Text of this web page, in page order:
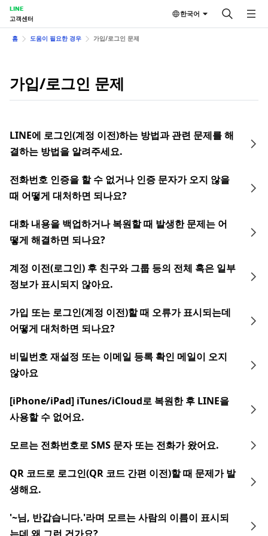
LINE
고객센터
한국어
홈 도움이 필요한 경우 가입/로그인 문제
가입/로그인 문제
LINE에 로그인(계정 이전)하는 방법과 관련 문제를 해
결하는 방법을 알려주세요.
전화번호 인증을 할 수 없거나 인증 문자가 오지 않을
때 어떻게 대처하면 되나요?
대화 내용을 백업하거나 복원할 때 발생한 문제는 어
떻게 해결하면 되나요?
계정 이전(로그인) 후 친구와 그룹 등의 전체 혹은 일부
정보가 표시되지 않아요.
가입 또는 로그인(계정 이전)할 때 오류가 표시되는데
어떻게 대처하면 되나요?
비밀번호 재설정 또는 이메일 등록 확인 메일이 오지
않아요
[iPhone/iPad] iTunes/iCloud로 복원한 후 LINE을
사용할 수 없어요.
모르는 전화번호로 SMS 문자 또는 전화가 왔어요.
QR 코드로 로그인(QR 코드 간편 이전)할 때 문제가 발
생해요.
'~님, 반갑습니다.'라며 모르는 사람의 이름이 표시되